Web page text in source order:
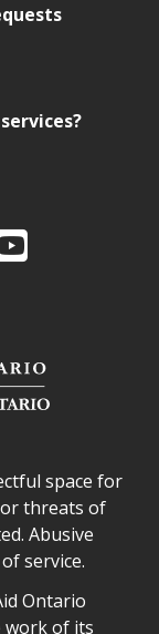
Ontario
YouTube
space for
threats of
Abusive
service.
Ontario
work of its